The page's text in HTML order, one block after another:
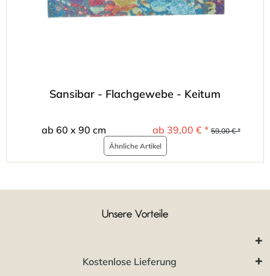
Sansibar - Flachgewebe - Keitum
ab 60 x 90 cm ab 39,00 € * 59,00 € *
Ähnliche Artikel
Unsere Vorteile
Kostenlose Lieferung